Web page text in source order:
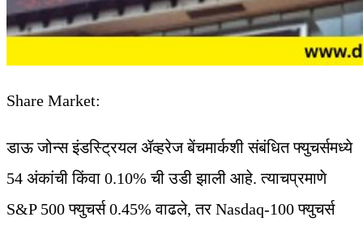
Share Market:
डाऊ जोन्स इंडस्ट्रियल ॲव्हरेज बेंचमार्कशी संबंधित फ्युचर्समध्ये
54 अंकांची किंवा 0.10% ची उडी झाली आहे. त्याचप्रमाणे
S&P 500 फ्युचर्स 0.45% वाढले, तर Nasdaq-100 फ्युचर्स